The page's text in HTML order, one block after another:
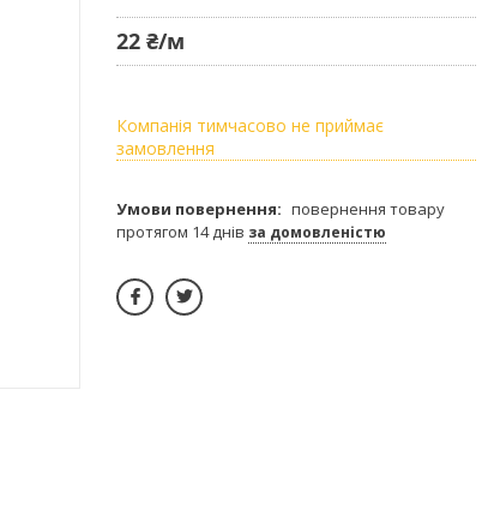
22 ₴/м
Компанія тимчасово не приймає
замовлення
повернення товару
протягом 14 днів за домовленістю